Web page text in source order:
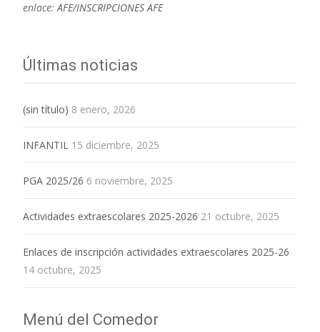
enlace:AFE/INSCRIPCIONES AFE
Últimas noticias
(sin título) 8 enero, 2026
INFANTIL 15 diciembre, 2025
PGA 2025/26 6 noviembre, 2025
Actividades extraescolares 2025-2026 21 octubre, 2025
Enlaces de inscripción actividades extraescolares 2025-26
14 octubre, 2025
Menú del Comedor